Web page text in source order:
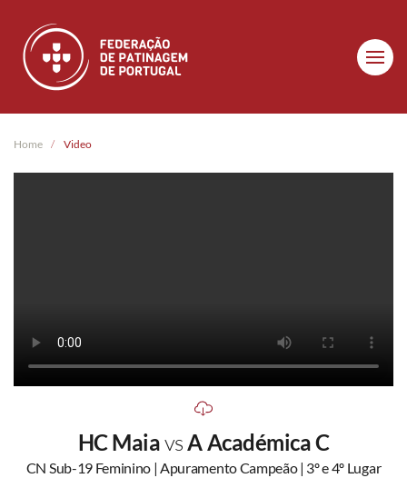
Skip to main content
Home Video
HC MaiavsA Académica C
CN Sub-19 Feminino | Apuramento Campeão | 3º e 4º Lugar